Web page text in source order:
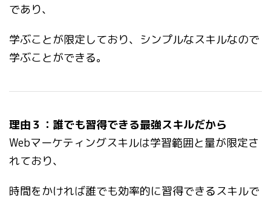
であり、
学ぶことが限定しており、シンプルなスキルなので
学ぶことができる。
理由３：誰でも習得できる最強スキルだから
Webマーケティングスキルは学習範囲と量が限定さ
れており、
時間をかければ誰でも効率的に習得できるスキルで